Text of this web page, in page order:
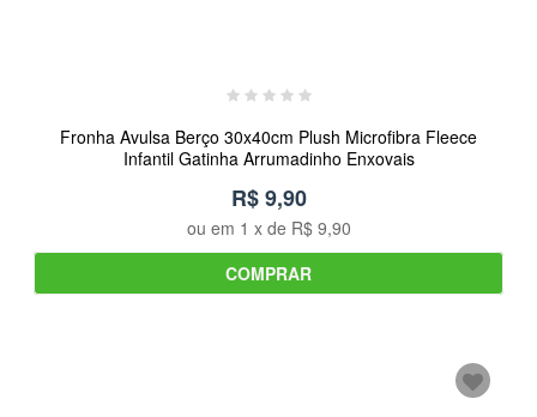
Fronha Avulsa Berço 30x40cm Plush Microfibra Fleece
Infantil Gatinha Arrumadinho Enxovais
R$ 9,90
ou em 1 x de R$ 9,90
COMPRAR